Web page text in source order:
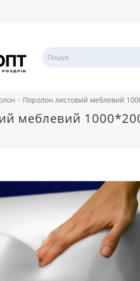
Поролон листовий меблевий
меблевий